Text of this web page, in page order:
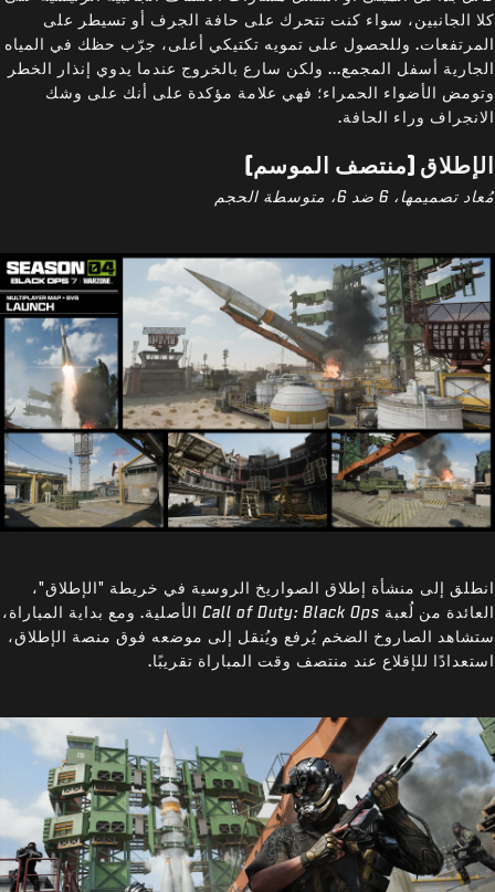
كلا الجانبين، سواء كنت تتحرك على حافة الجرف أو تسيطر على
المرتفعات. وللحصول على تمويه تكتيكي أعلى، جرّب حظك في المياه
الجارية أسفل المجمع... ولكن سارع بالخروج عندما يدوي إنذار الخطر
وتومض الأضواء الحمراء؛ فهي علامة مؤكدة على أنك على وشك
الانجراف وراء الحافة.
الإطلاق (منتصف الموسم)
مُعاد تصميمها، 6 ضد 6، متوسطة الحجم
انطلق إلى منشأة إطلاق الصواريخ الروسية في خريطة "الإطلاق"،
العائدة من لُعبة Call of Duty: Black Ops الأصلية. ومع بداية المباراة،
ستشاهد الصاروخ الضخم يُرفع ويُنقل إلى موضعه فوق منصة الإطلاق،
استعدادًا للإقلاع عند منتصف وقت المباراة تقريبًا.